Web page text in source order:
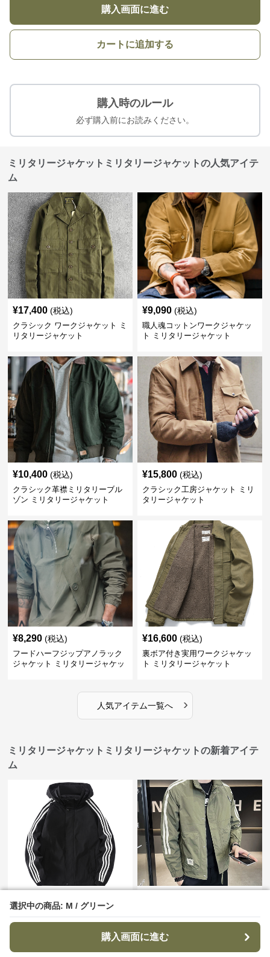
選択中の商品: M / グリーン
購入画面に進む
購入画面に進む
カートに追加する
選択中の商品: M / グリーン
購入画面に進む
購入時のルール
必ず購入前にお読みください。
ミリタリージャケットミリタリージャケットの人気アイテ
ム
¥17,400 (税込)
クラシック ワークジャケット ミ
リタリージャケット
¥9,090 (税込)
職人魂コットンワークジャケッ
ト ミリタリージャケット
¥10,400 (税込)
クラシック革襟ミリタリーブル
ゾン ミリタリージャケット
¥15,800 (税込)
クラシック工房ジャケット ミリ
タリージャケット
¥8,290 (税込)
フードハーフジップアノラック
ジャケット ミリタリージャケッ
¥16,600 (税込)
裏ボア付き実用ワークジャケッ
ト ミリタリージャケット
人気アイテム一覧へ ›
ミリタリージャケットミリタリージャケットの新着アイテ
ム
フード付きサイドライン入りミ
リタリージャケット
リタリージャケット